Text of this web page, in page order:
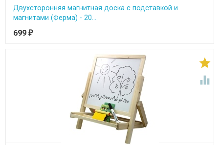
Двухсторонняя магнитная доска с подставкой и
магнитами (Ферма) - 20...
699 ₽

